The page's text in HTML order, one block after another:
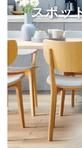
スポッ